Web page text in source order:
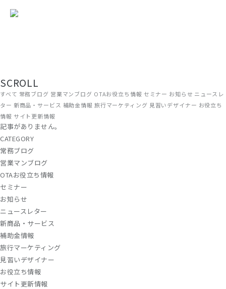
現場から、届ける。
SCROLL
すべて 常務ブログ 営業マンブログ OTAお役立ち情報 セミナー お知らせ ニュースレ
ター 新商品・サービス 補助金情報 旅行マーケティング 見習いデザイナー お役立ち
情報 サイト更新情報
記事がありません。
CATEGORY
常務ブログ
営業マンブログ
OTAお役立ち情報
セミナー
お知らせ
ニュースレター
新商品・サービス
補助金情報
旅行マーケティング
見習いデザイナー
お役立ち情報
サイト更新情報